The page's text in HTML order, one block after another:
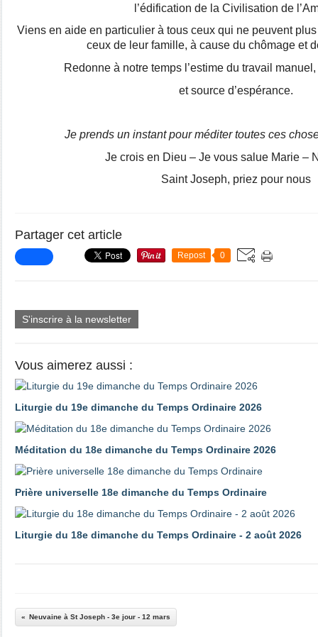
l’édification de la Civilisation de
Viens en aide en particulier à tous ceux qui ne peuvent
ceux de leur famille, à cause du chômage et
Redonne à notre temps l’estime du travail
et source d’espérance.
Je prends un instant pour méditer toutes ces
Je crois en Dieu – Je vous salue Marie –
Saint Joseph, priez pour nous
Partager cet article
Repost 0
S'inscrire à la newsletter
Vous aimerez aussi :
Liturgie du 19e dimanche du Temps Ordinaire 2026
Méditation du 18e dimanche du Temps Ordinaire 2026
Prière universelle 18e dimanche du Temps Ordinaire
Liturgie du 18e dimanche du Temps Ordinaire - 2 août 2026
Neuvaine à St Joseph - 3e jour - 12 mars